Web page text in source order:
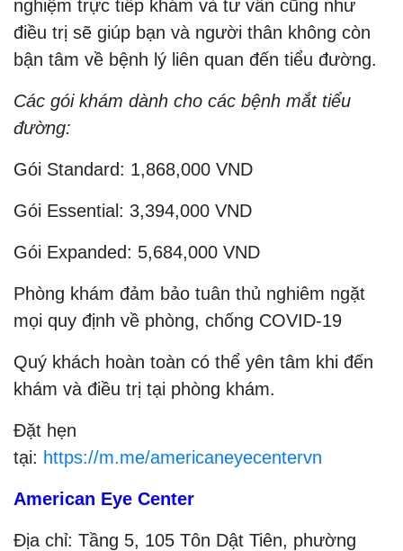
nghiệm trực tiếp khám và tư vấn cũng như
điều trị sẽ giúp bạn và người thân không còn
bận tâm về bệnh lý liên quan đến tiểu đường.
Các gói khám dành cho các bệnh mắt tiểu
đường:
Gói Standard: 1,868,000 VND
Gói Essential: 3,394,000 VND
Gói Expanded: 5,684,000 VND
Phòng khám đảm bảo tuân thủ nghiêm ngặt
mọi quy định về phòng, chống COVID-19
Quý khách hoàn toàn có thể yên tâm khi đến
khám và điều trị tại phòng khám.
Đặt hẹn
tại: https://m.me/americaneyecentervn
American Eye Center
Địa chỉ: Tầng 5, 105 Tôn Dật Tiên, phường